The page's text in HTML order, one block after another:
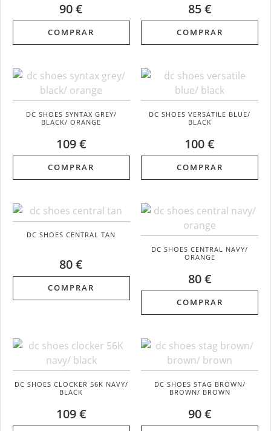
90 €
COMPRAR
85 €
COMPRAR
DC SHOES SYNTAX GREY/
BLACK/ ORANGE
109 €
COMPRAR
DC SHOES VERSATILE BLUE/
BLACK
100 €
COMPRAR
DC SHOES CENTRAL TAN
80 €
COMPRAR
DC SHOES CENTRAL NAVY/
ORANGE
80 €
COMPRAR
DC SHOES CLOCKER 56K NAVY/
BLACK
109 €
DC SHOES STAG BROWN/
BROWN/ BROWN
90 €